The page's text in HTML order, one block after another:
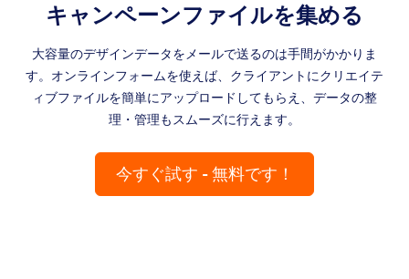
キャンペーンファイルを集める
大容量のデザインデータをメールで送るのは手間がかかりま
す。オンラインフォームを使えば、クライアントにクリエイテ
ィブファイルを簡単にアップロードしてもらえ、データの整
理・管理もスムーズに行えます。
今すぐ試す - 無料です！